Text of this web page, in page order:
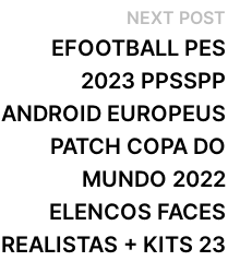
NEXT POST
EFOOTBALL PES
2023 PPSSPP
ANDROID EUROPEUS
PATCH COPA DO
MUNDO 2022
ELENCOS FACES
REALISTAS + KITS 23